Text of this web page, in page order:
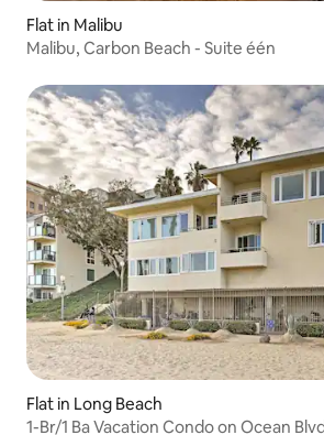
Flat in Malibu
Malibu, Carbon Beach - Suite één
Flat in Long Beach
1-Br/1 Ba Vacation Condo on Ocean